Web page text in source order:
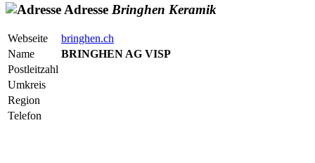
Adresse Bringhen Keramik
Webseite
bringhen.ch
Name
BRINGHEN AG VISP
Postleitzahl
Umkreis
Region
Telefon